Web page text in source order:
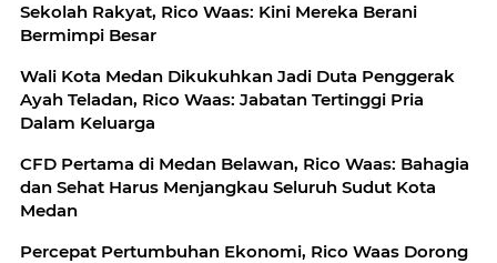
Sekolah Rakyat, Rico Waas: Kini Mereka Berani
Bermimpi Besar
Wali Kota Medan Dikukuhkan Jadi Duta Penggerak
Ayah Teladan, Rico Waas: Jabatan Tertinggi Pria
Dalam Keluarga
CFD Pertama di Medan Belawan, Rico Waas: Bahagia
dan Sehat Harus Menjangkau Seluruh Sudut Kota
Medan
Percepat Pertumbuhan Ekonomi, Rico Waas Dorong